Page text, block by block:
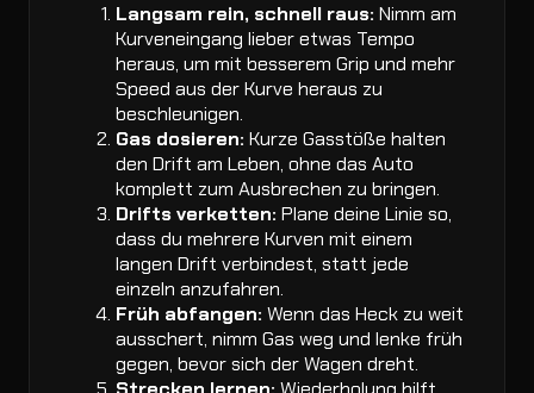
Langsam rein, schnell raus: Nimm am
Kurveneingang lieber etwas Tempo
heraus, um mit besserem Grip und mehr
Speed aus der Kurve heraus zu
beschleunigen.
Gas dosieren: Kurze Gasstöße halten
den Drift am Leben, ohne das Auto
komplett zum Ausbrechen zu bringen.
Drifts verketten: Plane deine Linie so,
dass du mehrere Kurven mit einem
langen Drift verbindest, statt jede
einzeln anzufahren.
Früh abfangen: Wenn das Heck zu weit
ausschert, nimm Gas weg und lenke früh
gegen, bevor sich der Wagen dreht.